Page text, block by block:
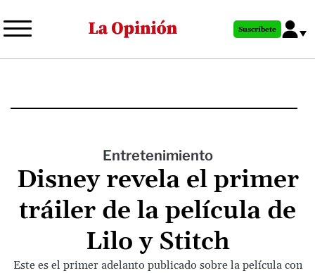
al
principal
Suscríbete
Entretenimiento
Disney revela el primer
tráiler de la película de
Lilo y Stitch
Este es el primer adelanto publicado sobre la película con